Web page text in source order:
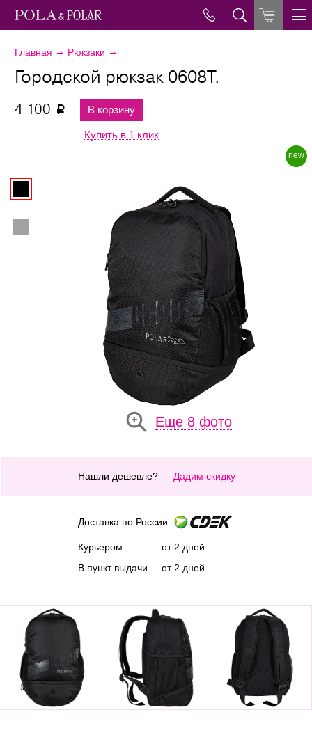
Главная → Рюкзаки →
Еще 8 фото
new
Городской рюкзак 0608T.
4 100 p В корзину
Купить в 1 клик
Нашли дешевле? — Дадим скидку
Доставка по России
Курьером
В пункт выдачи
от 2 дней
от 2 дней